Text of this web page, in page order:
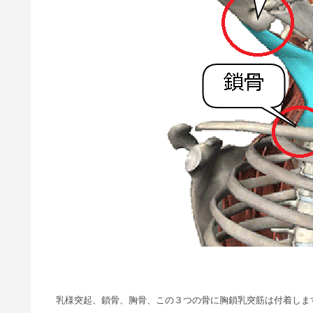
乳様突起、鎖骨、胸骨、この３つの骨に胸鎖乳突筋は付着しま